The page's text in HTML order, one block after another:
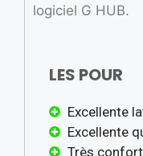
logiciel G HUB.
LES POUR
Excellente
Excellente
Très